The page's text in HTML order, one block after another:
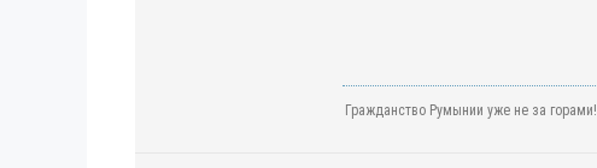
Гражданство Румынии уже не за горами!